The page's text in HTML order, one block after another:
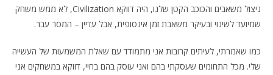
ניצול משאבים והכוכב הקטן שלנו, היה דווקא Civilization, לא ממש משחק
שמיועד לשינוי ובעיקר משאבת זמן אינסופית, אבל עדיין – המסר עבר.
כמו שאמרתי, לעיתים קרובות אני מתמודד עם שאלת המשמעות של העשייה
שלי. מכל התחומים שעסקתי בהם ואני עוסק בהם בחיי, דווקא במשחקים אני